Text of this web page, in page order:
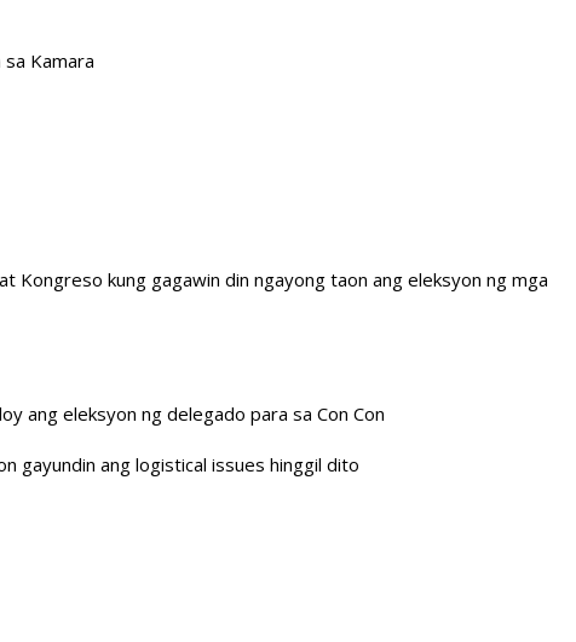
Kamara
Kongreso kung gagawin din ngayong taon ang eleksyon ng mga
ang eleksyon ng delegado para sa Con Con
gayundin ang logistical issues hinggil dito